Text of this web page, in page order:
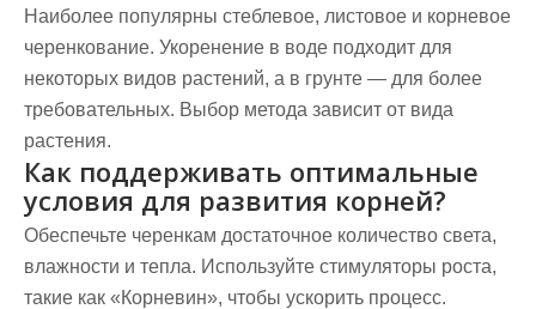
Наиболее популярны стеблевое, листовое и корневое
черенкование. Укоренение в воде подходит для
некоторых видов растений, а в грунте — для более
требовательных. Выбор метода зависит от вида
растения.
Как поддерживать оптимальные
условия для развития корней?
Обеспечьте черенкам достаточное количество света,
влажности и тепла. Используйте стимуляторы роста,
такие как «Корневин», чтобы ускорить процесс.